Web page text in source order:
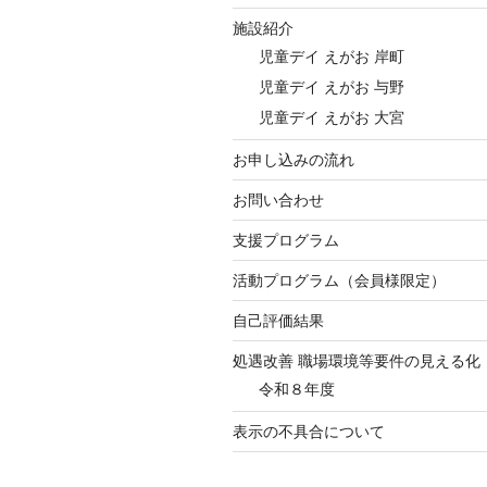
施設紹介
児童デイ えがお 岸町
児童デイ えがお 与野
児童デイ えがお 大宮
お申し込みの流れ
お問い合わせ
支援プログラム
活動プログラム（会員様限定）
自己評価結果
処遇改善 職場環境等要件の見える化
令和８年度
表示の不具合について